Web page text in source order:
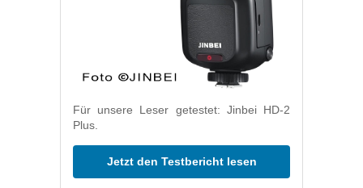
Für unsere Leser getestet: Jinbei HD-2
Plus.
Jetzt den Testbericht lesen